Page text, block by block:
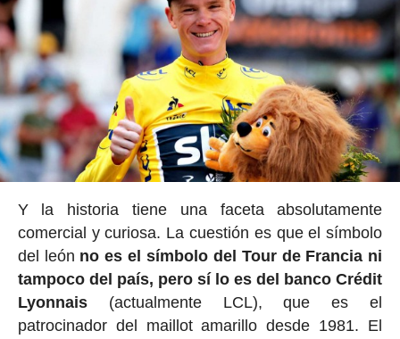
Y la historia tiene una faceta absolutamente
comercial y curiosa. La cuestión es que el símbolo
del león no es el símbolo del Tour de Francia ni
tampoco del país, pero sí lo es del banco Crédit
Lyonnais(actualmente LCL), que es el
patrocinador del maillot amarillo desde 1981. El